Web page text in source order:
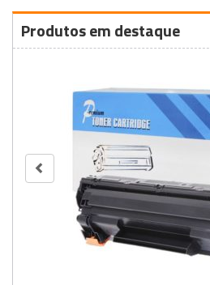
Produtos em destaque